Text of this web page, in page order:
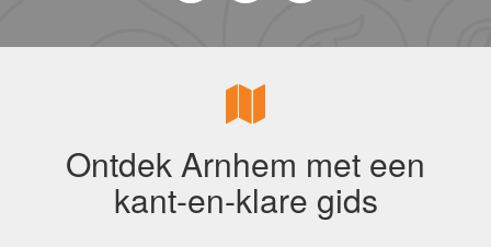
Ontdek Arnhem met een
kant-en-klare gids